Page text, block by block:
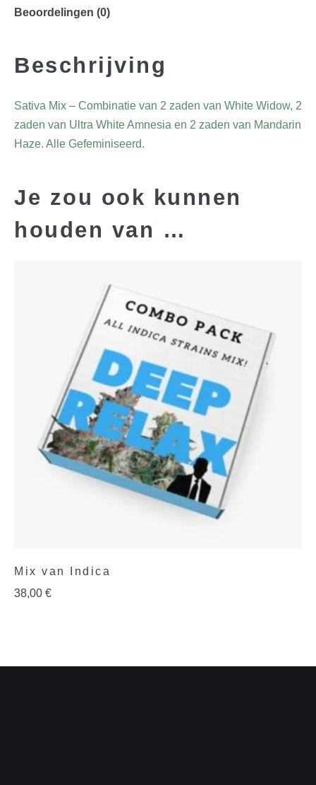
Beoordelingen (0)
Beschrijving
Sativa Mix – Combinatie van 2 zaden van White Widow, 2
zaden van Ultra White Amnesia en 2 zaden van Mandarin
Haze. Alle Gefeminiseerd.
Je zou ook kunnen
houden van …
Mix van Indica
38,00 €